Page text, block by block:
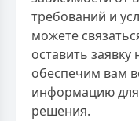
требований и
можете
оставить
обеспечим вам
информацию
решения.